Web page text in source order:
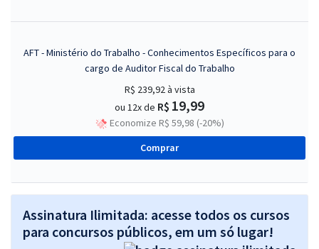
AFT - Ministério do Trabalho - Conhecimentos Específicos para o
cargo de Auditor Fiscal do Trabalho
R$ 239,92 à vista
ou 12x de R$ 19,99
Economize R$ 59,98 (-20%)
Comprar
Assinatura Ilimitada: acesse todos os cursos
para concursos públicos, em um só lugar!